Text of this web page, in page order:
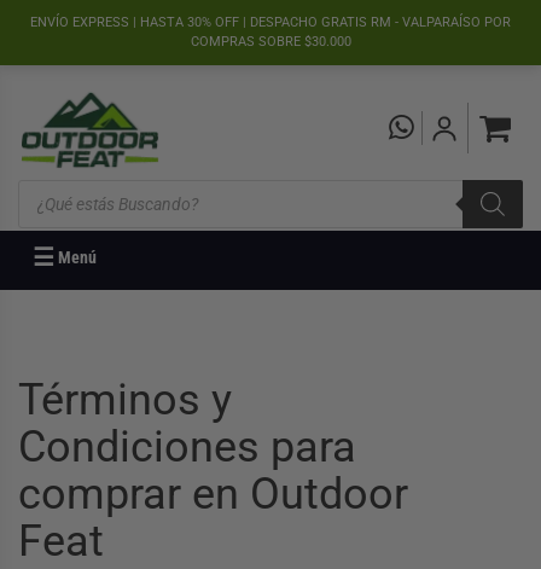
productos
☰ Menú
Términos y
Condiciones para
comprar en Outdoor
Feat
ENVÍO EXPRESS | HASTA 30% OFF | DESPACHO GRATIS RM - VALPARAÍSO POR
COMPRAS SOBRE $30.000